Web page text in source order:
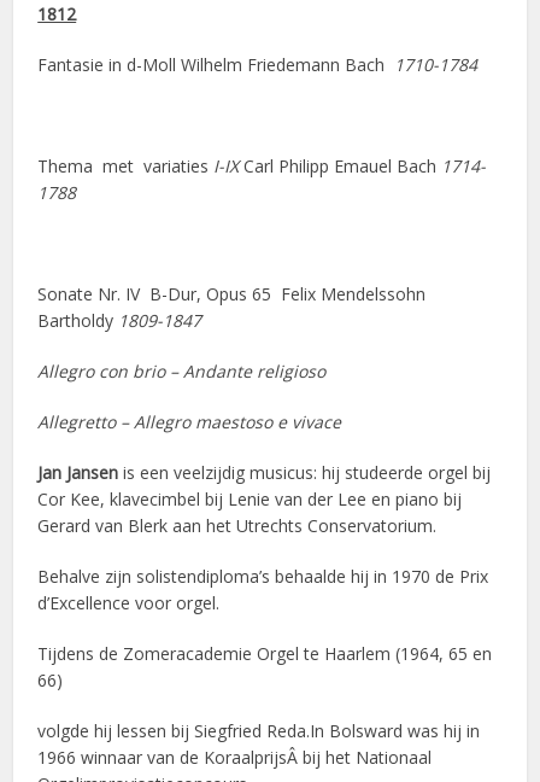
1812
Fantasie in d-Moll Wilhelm Friedemann Bach 1710-1784
Thema met variaties I-IXCarl Philipp Emauel Bach 1714-
1788
Sonate Nr. IV B-Dur, Opus 65 Felix Mendelssohn
Bartholdy 1809-1847
Allegro con brio – Andante religioso
Allegretto – Allegro maestoso e vivace
Jan Jansen is een veelzijdig musicus: hij studeerde orgel bij
Cor Kee, klavecimbel bij Lenie van der Lee en piano bij
Gerard van Blerk aan het Utrechts Conservatorium.
Behalve zijn solistendiploma’s behaalde hij in 1970 de Prix
d’Excellence voor orgel.
Tijdens de Zomeracademie Orgel te Haarlem (1964, 65 en
66)
volgde hij lessen bij Siegfried Reda.In Bolsward was hij in
1966 winnaar van de KoraalprijsÂ bij het Nationaal